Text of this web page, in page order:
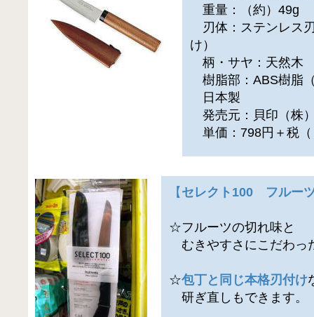
重量：（約）49g
刃体：ステンレス
け）
柄・サヤ：天然木
樹脂部：ABS樹脂
日本製
発売元：貝印（株
単価：798円＋税（
【 セレクト100 フルー
☆フルーツの切れ味と
むきやすさにこだわっ
☆包丁と同じ本格刃付け
研ぎ直しもできます。